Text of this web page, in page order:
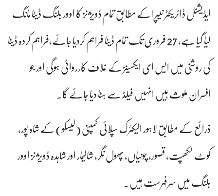
ایڈیشنل ڈائریکٹر نیپرا کے مطابق تمام ڈویژنز کا اوور بلنگ ڈیٹا مانگ
لیا گیا ہے، 27 فروری تک تمام ڈیٹا فراہم کردیا جائے،فراہم کردہ ڈیٹا
کی روشنی میں ایس ای ایکسینز کے خلاف کارروائی ہوگی اور جو
افسران ملوث ہیں انہیں فیلڈ سے ہٹا دیا جائے گا۔
ذرائع کے مطابق لاہور الیکٹرک سپلائی کمپنی (لیسکو) کے شاہ پور،
کوٹ لکھپت، قصور، چونیاں، پھول نگر، شالیمار اور شاہدہ ڈویژنز اوور
بلنگ میں سرفہرست ہیں۔